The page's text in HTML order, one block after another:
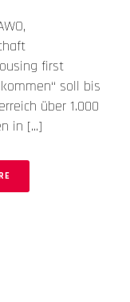
first
soll bis
über 1.000
in [...]